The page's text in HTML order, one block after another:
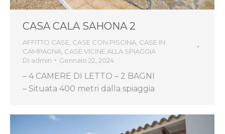
CASA CALA SAHONA 2
AFFITTO CASE CASE CON PISCINA CASE IN
CAMPAGNA CASE VICINE ALLA SPIAGGIA
Di admin Gennaio 22, 2024
– 4 CAMERE DI LETTO – 2 BAGNI
– Situata 400 metri dalla spiaggia